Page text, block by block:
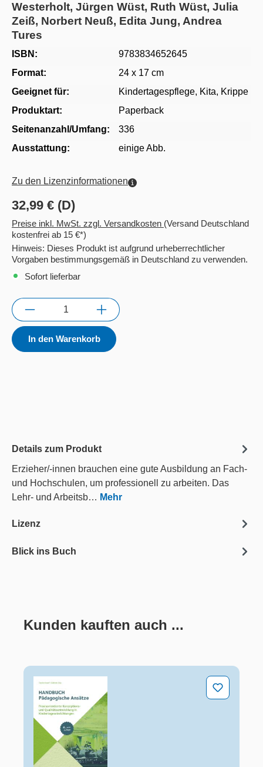
Westerholt, Jürgen Wüst, Ruth Wüst, Julia
Zeiß, Norbert Neuß, Edita Jung, Andrea
Tures
ISBN:
9783834652645
Format:
24 x 17 cm
Geeignet für:
Kindertagespflege, Kita, Krippe
Produktart:
Paperback
Seitenanzahl/Umfang:
336
Ausstattung:
einige Abb.
Zu den Lizenzinformationen
32,99 € (D)
Preise inkl. MwSt. zzgl. Versandkosten (Versand Deutschland
kostenfrei ab 15 €*)
Hinweis: Dieses Produkt ist aufgrund urheberrechtlicher
Vorgaben bestimmungsgemäß in Deutschland zu verwenden.
Sofort lieferbar
Anzahl
In den Warenkorb
Details zum Produkt
Erzieher/-innen brauchen eine gute Ausbildung an Fach-
und Hochschulen, um professionell zu arbeiten. Das
Lehr- und Arbeitsb… Mehr
Lizenz
Blick ins Buch
Produktgalerie überspringen
Kunden kauften auch ...
Pädagogische Ansätze